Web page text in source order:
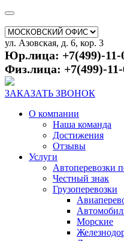
ул. Азовская, д. 6, кор. 3
Юр.лица: +7(499)-11-
Физ.лица: +7(499)-11-
ЗАКАЗАТЬ ЗВОНОК
О компании
Наша команда
Достижения
Отзывы
Услуги
Автоперевозки
Честный знак
Грузоперевозки
Морские